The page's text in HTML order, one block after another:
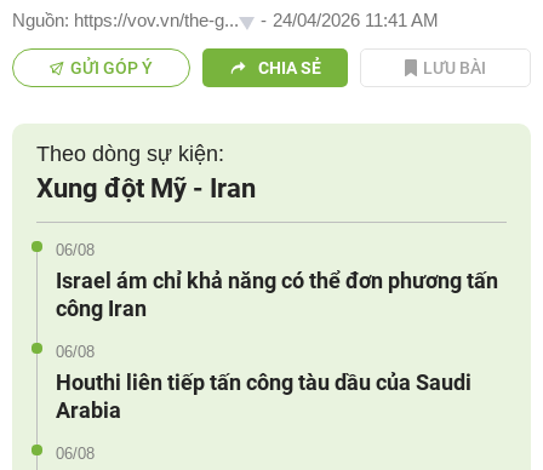
Nguồn: https://vov.vn/the-g... - 24/04/2026 11:41 AM
GỬI GÓP Ý CHIA SẺ LƯU BÀI
Theo dòng sự kiện:
Xung đột Mỹ - Iran
06/08
Israel ám chỉ khả năng có thể đơn phương tấn
công Iran
06/08
Houthi liên tiếp tấn công tàu dầu của Saudi
Arabia
06/08